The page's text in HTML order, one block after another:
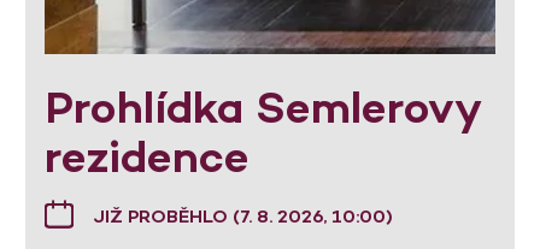
Prohlídka Semlerovy
rezidence
JIŽ PROBĚHLO (7. 8. 2026, 10:00)